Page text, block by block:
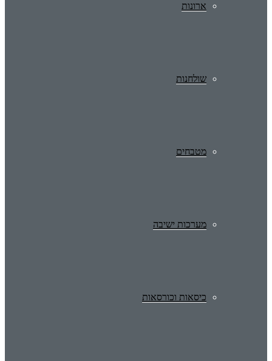
ארונות
שולחנות
מטבחים
מערכות ישיבה
כיסאות וכורסאות